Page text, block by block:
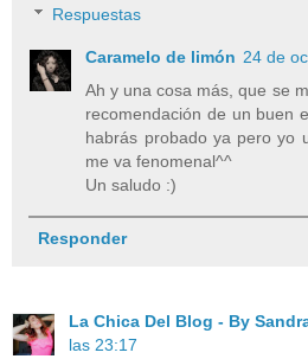
Respuestas
Caramelo de limón 24 de
Ah y una cosa más, que se
recomendación de un buen
habrás probado ya pero yo
me va fenomenal^^
Un saludo :)
Responder
La Chica Del Blog - By
las 23:17